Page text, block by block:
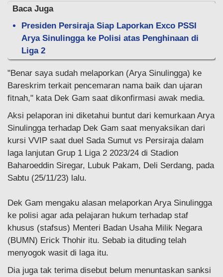
Baca Juga
Presiden Persiraja Siap Laporkan Exco PSSI
Arya Sinulingga ke Polisi atas Penghinaan di
Liga 2
"Benar saya sudah melaporkan (Arya Sinulingga) ke
Bareskrim terkait pencemaran nama baik dan ujaran
fitnah," kata Dek Gam saat dikonfirmasi awak media.
Aksi pelaporan ini diketahui buntut dari kemurkaan Arya
Sinulingga terhadap Dek Gam saat menyaksikan dari
kursi VVIP saat duel Sada Sumut vs Persiraja dalam
laga lanjutan Grup 1 Liga 2 2023/24 di Stadion
Baharoeddin Siregar, Lubuk Pakam, Deli Serdang, pada
Sabtu (25/11/23) lalu.
Dek Gam mengaku alasan melaporkan Arya Sinulingga
ke polisi agar ada pelajaran hukum terhadap staf
khusus (stafsus) Menteri Badan Usaha Milik Negara
(BUMN) Erick Thohir itu. Sebab ia dituding telah
menyogok wasit di laga itu.
Dia juga tak terima disebut belum menuntaskan sanksi